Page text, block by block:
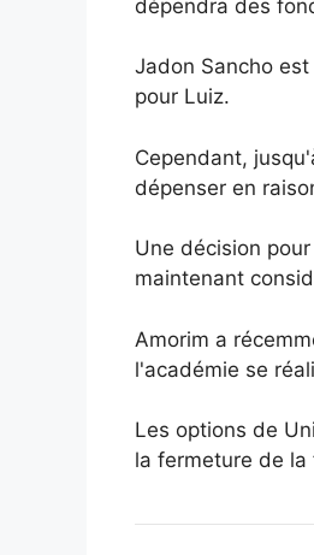
dépendra des
Jadon Sancho
pour Luiz.
Cependant,
dépenser en
Une décision
maintenant
Amorim a
l'académie se
Les options de
la fermeture de